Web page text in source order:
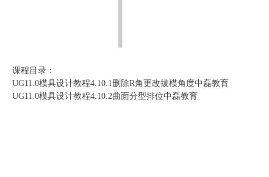
课程目录：
UG11.0模具设计教程4.10.1删除R角更改拔模角度中磊教育
UG11.0模具设计教程4.10.2曲面分型排位中磊教育